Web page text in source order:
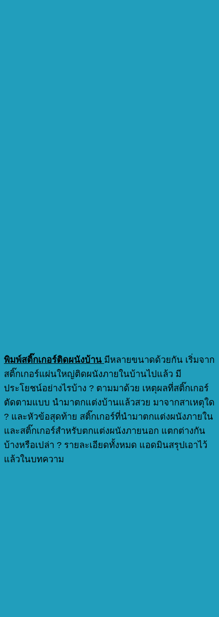
พิมพ์สติ๊กเกอร์ติดผนังบ้าน มีหลายขนาดด้วยกัน เริ่มจาก
สติ๊กเกอร์แผ่นใหญ่ติดผนังภายในบ้านไปแล้ว มี
ประโยชน์อย่างไรบ้าง ? ตามมาด้วย เหตุผลที่สติ๊กเกอร์
ตัดตามแบบ นำมาตกแต่งบ้านแล้วสวย มาจากสาเหตุใด
? และหัวข้อสุดท้าย สติ๊กเกอร์ที่นำมาตกแต่งผนังภายใน
และสติ๊กเกอร์สำหรับตกแต่งผนังภายนอก แตกต่างกัน
บ้างหรือเปล่า ? รายละเอียดทั้งหมด แอดมินสรุปเอาไว้
แล้วในบทความ